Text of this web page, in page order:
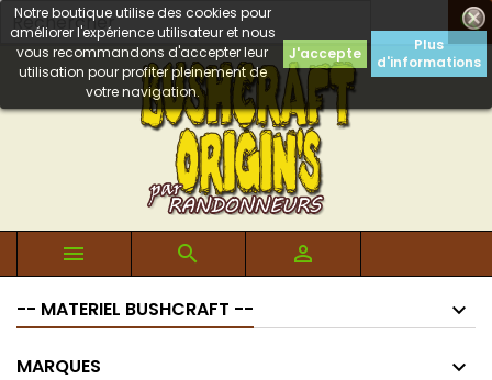

Notre boutique utilise des cookies pour
améliorer l'expérience utilisateur et nous
vous recommandons d'accepter leur
utilisation pour profiter pleinement de
votre navigation.
J'accepte
Plus
d'informations
  
-- MATERIEL BUSHCRAFT --
MARQUES